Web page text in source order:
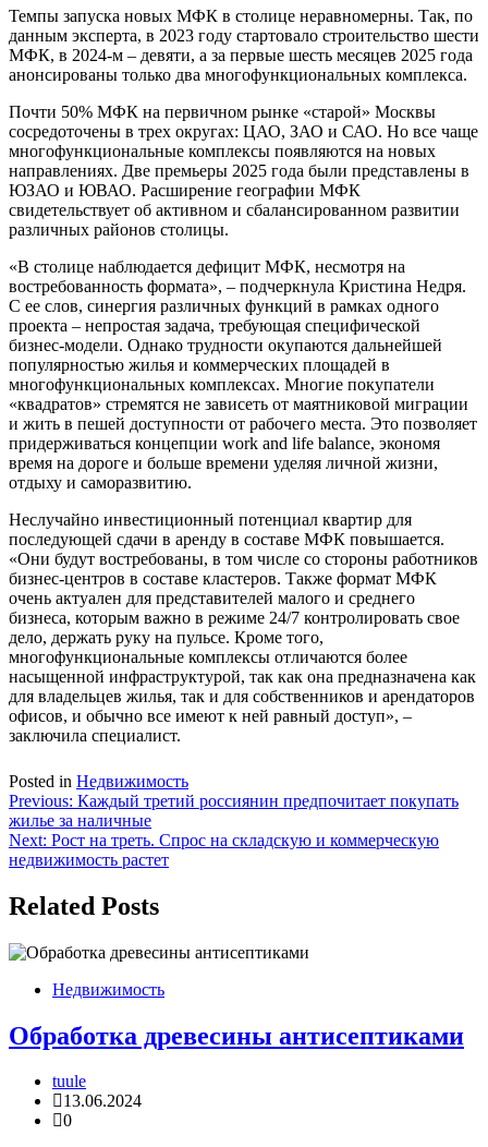
Темпы запуска новых МФК в столице неравномерны. Так, по
данным эксперта, в 2023 году стартовало строительство шести
МФК, в 2024-м – девяти, а за первые шесть месяцев 2025 года
анонсированы только два многофункциональных комплекса.
Почти 50% МФК на первичном рынке «старой» Москвы
сосредоточены в трех округах: ЦАО, ЗАО и САО. Но все чаще
многофункциональные комплексы появляются на новых
направлениях. Две премьеры 2025 года были представлены в
ЮЗАО и ЮВАО. Расширение географии МФК
свидетельствует об активном и сбалансированном развитии
различных районов столицы.
«В столице наблюдается дефицит МФК, несмотря на
востребованность формата», – подчеркнула Кристина Недря.
С ее слов, синергия различных функций в рамках одного
проекта – непростая задача, требующая специфической
бизнес-модели. Однако трудности окупаются дальнейшей
популярностью жилья и коммерческих площадей в
многофункциональных комплексах. Многие покупатели
«квадратов» стремятся не зависеть от маятниковой миграции
и жить в пешей доступности от рабочего места. Это позволяет
придерживаться концепции work and life balance, экономя
время на дороге и больше времени уделяя личной жизни,
отдыху и саморазвитию.
Неслучайно инвестиционный потенциал квартир для
последующей сдачи в аренду в составе МФК повышается.
«Они будут востребованы, в том числе со стороны работников
бизнес-центров в составе кластеров. Также формат МФК
очень актуален для представителей малого и среднего
бизнеса, которым важно в режиме 24/7 контролировать свое
дело, держать руку на пульсе. Кроме того,
многофункциональные комплексы отличаются более
насыщенной инфраструктурой, так как она предназначена как
для владельцев жилья, так и для собственников и арендаторов
офисов, и обычно все имеют к ней равный доступ», –
заключила специалист.
Posted in Недвижимость
Навигация
по
записям
Previous: Каждый третий россиянин предпочитает покупать
жилье за наличные
Next: Рост на треть. Спрос на складскую и коммерческую
недвижимость растет
Related Posts
Недвижимость
Обработка древесины антисептиками
tuule
13.06.2024
0